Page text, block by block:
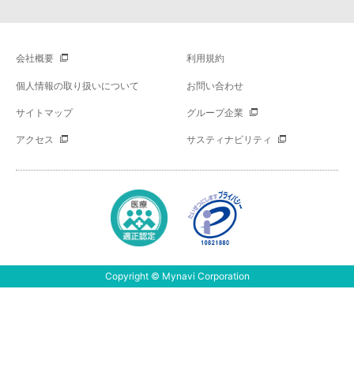
会社概要 利用規約
個人情報の取り扱いについて お問い合わせ
サイトマップ グループ企業
アクセス サスティナビリティ
Copyright © Mynavi Corporation